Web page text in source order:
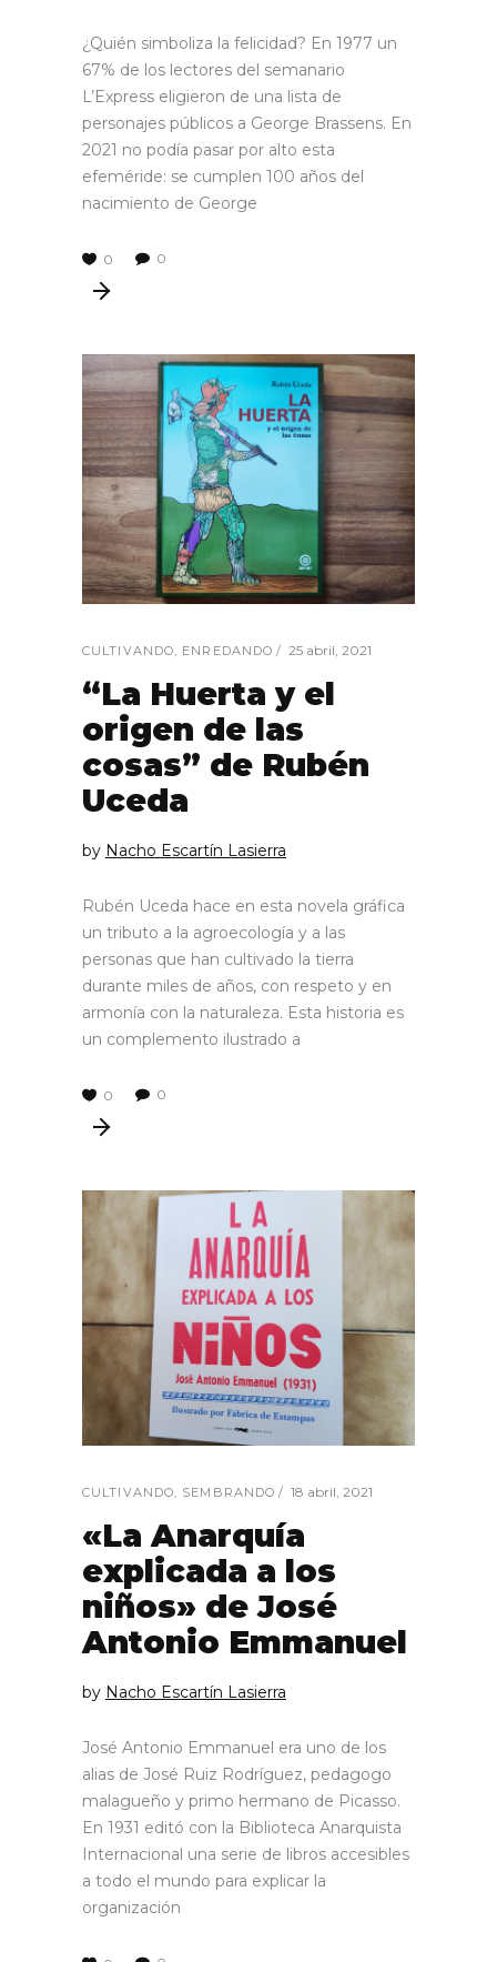
¿Quién simboliza la felicidad? En 1977 un
67% de los lectores del semanario
L’Express eligieron de una lista de
personajes públicos a George Brassens. En
2021 no podía pasar por alto esta
efeméride: se cumplen 100 años del
nacimiento de George
0 0
CULTIVANDO, ENREDANDO 25 abril, 2021
“La Huerta y el
origen de las
cosas” de Rubén
Uceda
by Nacho Escartín Lasierra
Rubén Uceda hace en esta novela gráfica
un tributo a la agroecología y a las
personas que han cultivado la tierra
durante miles de años, con respeto y en
armonía con la naturaleza. Esta historia es
un complemento ilustrado a
0 0
CULTIVANDO, SEMBRANDO 18 abril, 2021
«La Anarquía
explicada a los
niños» de José
Antonio Emmanuel
by Nacho Escartín Lasierra
José Antonio Emmanuel era uno de los
alias de José Ruiz Rodríguez, pedagogo
malagueño y primo hermano de Picasso.
En 1931 editó con la Biblioteca Anarquista
Internacional una serie de libros accesibles
a todo el mundo para explicar la
organización